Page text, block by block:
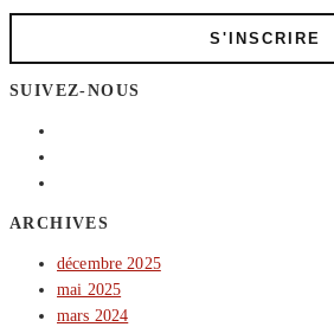
SUIVEZ-NOUS
ARCHIVES
décembre 2025
mai 2025
mars 2024